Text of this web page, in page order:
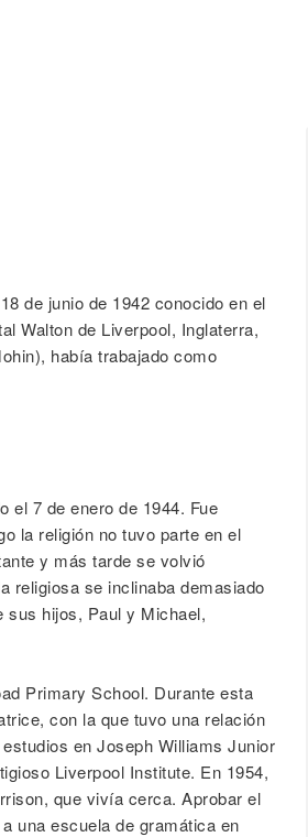
de junio de 1942 conocido en el
Walton de Liverpool, Inglaterra,
había trabajado como
el 7 de enero de 1944. Fue
la religión no tuvo parte en el
y más tarde se volvió
religiosa se inclinaba demasiado
sus hijos, Paul y Michael,
Primary School. Durante esta
con la que tuvo una relación
en Joseph Williams Junior
Liverpool Institute. En 1954,
que vivía cerca. Aprobar el
una escuela de gramática en